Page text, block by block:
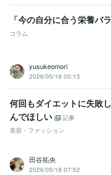
「今の自分に合う栄養バ
コラム
yusukeomori
2026/05/19 00:13
何回もダイエットに失敗
んでほしい
記事
美容・ファッション
田谷拓央
2026/05/18 07:52